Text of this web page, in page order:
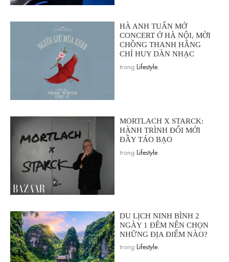
HÀ ANH TUẤN MỞ
CONCERT Ở HÀ NỘI, MỜI
CHỒNG THANH HẰNG
CHỈ HUY DÀN NHẠC
trong Lifestyle
MORTLACH X STARCK:
HÀNH TRÌNH ĐỔI MỚI
ĐẦY TÁO BẠO
trong Lifestyle
DU LỊCH NINH BÌNH 2
NGÀY 1 ĐÊM NÊN CHỌN
NHỮNG ĐỊA ĐIỂM NÀO?
trong Lifestyle